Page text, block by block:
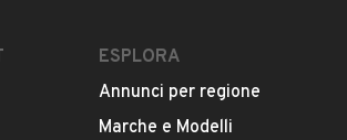
ESPLORA
Annunci per regione
Marche e Modelli